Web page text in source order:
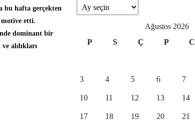
bu hafta gerçekten
motive etti.
dominant bir
aldıkları
Arşivler
Ağustos 2026
P
S Ç P C
3 4 5 6 7
10 11 12 13 14
17 18 19 20 21